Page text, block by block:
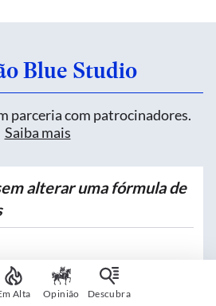
Blue Studio
parceria com patrocinadores.
Saiba mais
alterar uma fórmula de
Alta Opinião Descubra